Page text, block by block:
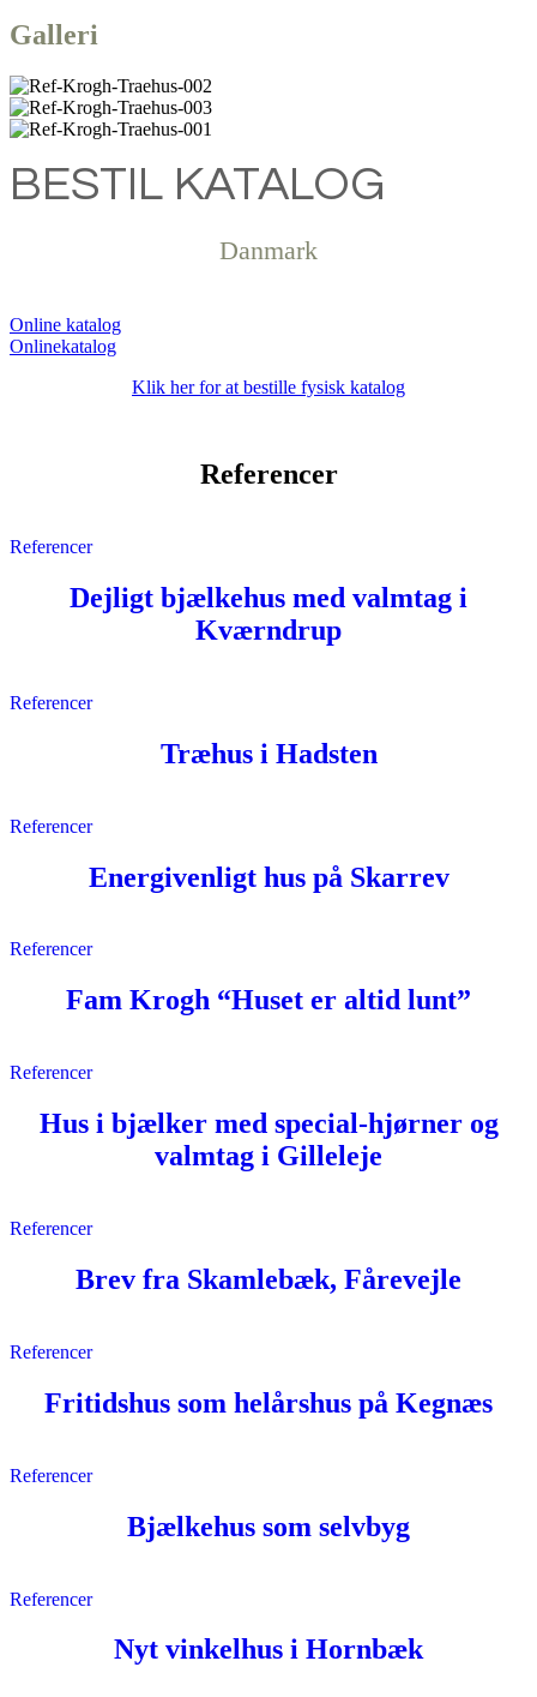
Galleri
BESTIL KATALOG
Danmark
Online katalog
Klik her for at bestille fysisk katalog
Referencer
Referencer
Dejligt bjælkehus med valmtag i
Kværndrup
Referencer
Træhus i Hadsten
Referencer
Energivenligt hus på Skarrev
Referencer
Fam Krogh “Huset er altid lunt”
Referencer
Hus i bjælker med special-hjørner og
valmtag i Gilleleje
Referencer
Brev fra Skamlebæk, Fårevejle
Referencer
Fritidshus som helårshus på Kegnæs
Referencer
Bjælkehus som selvbyg
Referencer
Nyt vinkelhus i Hornbæk